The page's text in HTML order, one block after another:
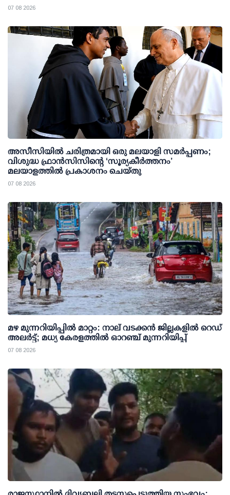
07 08 2026
അസീസിയിൽ ചരിത്രമായി ഒരു മലയാളി സമർപ്പണം;
വിശുദ്ധ ഫ്രാൻസിസിന്റെ ‘സൂര്യകീർത്തനം’
മലയാളത്തിൽ പ്രകാശനം ചെയ്തു
07 08 2026
മഴ മുന്നറിയിപ്പില്‍ മാറ്റം: നാല് വടക്കന്‍ ജില്ലകളില്‍ റെഡ്
അലര്‍ട്ട്; മധ്യ കേരളത്തില്‍ ഓറഞ്ച് മുന്നറിയിപ്പ്
07 08 2026